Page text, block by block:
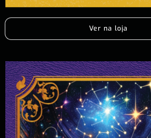
Ver na loja